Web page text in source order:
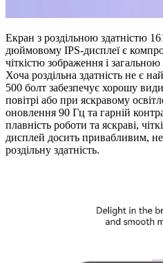
Екран з роздільною здатністю
дюймовому IPS-дисплеї є
чіткістю зображення і
Хоча роздільна здатність не є
500 болт забезпечує хорошу
повітрі або при яскравому
оновлення 90 Гц та гарній
плавність роботи та яскраві,
дисплей досить привабливим,
роздільну здатність.